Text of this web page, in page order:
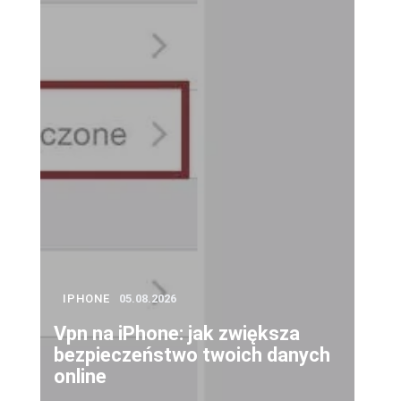
IPHONE 05.08.2026
Vpn na iPhone: jak zwiększa
bezpieczeństwo twoich danych
online